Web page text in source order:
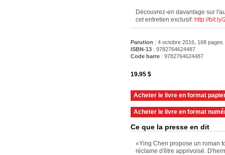
Découvrez-en davantage sur
cet entretien exclusif: http://
Parution : 4 octobre 2016, 168 pages
ISBN-13 : 9782764624487
Code barre : 9782764624487
19.95 $
Acheter le livre en format
Acheter le livre en format
Ce que la presse en dit
«Ying Chen propose un roman
réclame d'être apprivoisé.